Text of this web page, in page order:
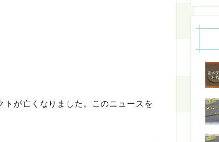
が亡くなりました。このニュースを